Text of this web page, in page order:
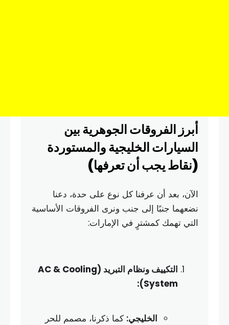
أبرز الفروقات الجوهرية بين
السيارات الخليجية والمستوردة
(نقاط يجب أن تعرفها)
الآن، بعد أن عرفنا كل نوع على حدة، دعنا
نضعهما جنبًا إلى جنب ونرى الفروقات الأساسية
التي تهمك كمشترٍ في الإمارات:
التكييف ونظام التبريد (AC & Cooling
System):
الخليجي: كما ذكرنا، مصمم للحر